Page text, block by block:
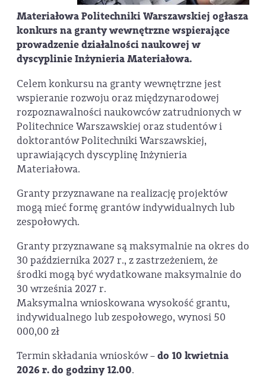
Materiałowa Politechniki Warszawskiej ogłasza
konkurs na granty wewnętrzne wspierające
prowadzenie działalności naukowej w
dyscyplinie Inżynieria Materiałowa.
Celem konkursu na granty wewnętrzne jest
wspieranie rozwoju oraz międzynarodowej
rozpoznawalności naukowców zatrudnionych w
Politechnice Warszawskiej oraz studentów i
doktorantów Politechniki Warszawskiej,
uprawiających dyscyplinę Inżynieria
Materiałowa.
Granty przyznawane na realizację projektów
mogą mieć formę grantów indywidualnych lub
zespołowych.
Granty przyznawane są maksymalnie na okres do
30 października 2027 r., z zastrzeżeniem, że
środki mogą być wydatkowane maksymalnie do
30 września 2027 r.
Maksymalna wnioskowana wysokość grantu,
indywidualnego lub zespołowego, wynosi 50
000,00 zł
Termin składania wniosków –do 10 kwietnia
2026 r. do godziny 12.00.